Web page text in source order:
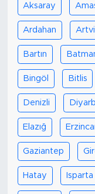
Aksaray
Ardahan
Bartın
Bingöl Bitlis
Denizli
Elazığ
Gaziantep
Hatay Isparta